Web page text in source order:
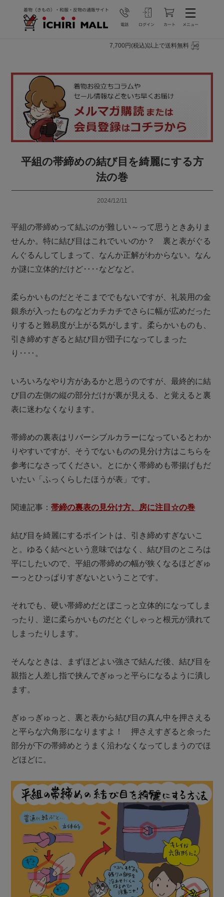
7,700円(税込)以上で送料無料
平組の帯締めの結び目を綺麗にする方
法の巻
2024/12/11
平組の帯締めって結ぶのが難しい～って思うときありま
せんか。特に結び目はこれでいいのか？　裏と表がぐる
んぐるんしてしまって、なんか正解がわからない。なん
か謎に立体的だけど‥‥などなど。
柔らかいものだとそこまででもないですが、礼装用の金
銀糸が入ったものなどカチカチでさらに幅が広めだった
りすると難易度が上がる気がします。柔らかいものも、
引き締めすぎると結び目が団子になってしまった
り‥‥。
いろいろなやり方があるかと思うのですが、最終的に結
び目の左側の縦の部分だけが裏が見える、と覚えると裏
表に迷わなくなります。
帯締めの裏表はリバーシブルカラーになっているとわか
りやすいですが、そうでないものの見分け方はこちらを
参考になさってください。とにかく帯締めも帯揚げもだ
いたい「ふっくらしたほうが表」です。
関連記事：帯締の裏表の見分け方、房に注目☆の巻
結び目を綺麗にするポイントは、引き締めすぎないこ
と。ゆるく結べという意味ではなく、結び目のところは
平にしたいので、平組の帯締めの幅が狭くなるほどぎゅ
ーっとひっぱりすぎないということです。
それでも、硬い帯締めだとぼこっと立体的になってしま
ったり、逆に柔らかいものだとぐしゃっと根元が潰れて
しまったりします。
そんなときは、まずほどよい強さで結んだ後、結び目を
親指と人差し指で挟んでぎゅっと平らになるように潰し
ます。
ぎゅっぎゅっと、裏と表から結び目の真ん中を押さえる
と平らな六角形になりますよ！　押さえすぎると余った
部分が下の帯締めとうまく沿わなくなってしまうのでほ
どほどに。